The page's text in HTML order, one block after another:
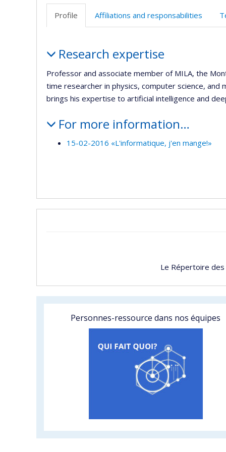
Profile Affiliations and responsabilities
Research expertise
Professor and associate member of MILA, the
time researcher in physics, computer science,
brings his expertise to artificial intelligence and
For more information…
15-02-2016 «L'informatique, j'en mange!»
Le Répertoire
Personnes-ressource dans nos équipes